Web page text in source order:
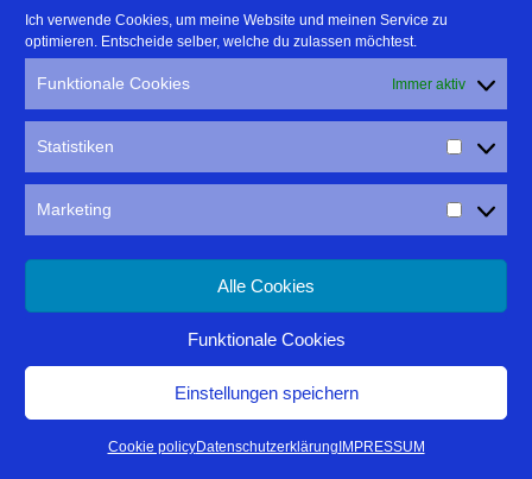
Ich verwende Cookies, um meine Website und meinen Service zu
optimieren. Entscheide selber, welche du zulassen möchtest.
Funktionale Cookies Immer aktiv
Statistiken
Marketing
Alle Cookies
Funktionale Cookies
Einstellungen speichern
Cookie policyDatenschutzerklärung IMPRESSUM
Nachts auf der Burgruine Hohenurach entdeckt ihr Fotomotive die
ihr vielleicht vorher so nicht wahgenommen hättet.